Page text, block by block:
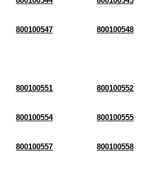
800100547 800100548
800100551 800100552
800100554 800100555
800100557 800100558